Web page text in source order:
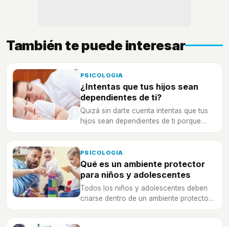
También te puede interesar
PSICOLOGIA
¿Intentas que tus hijos sean
dependientes de ti?
Quizá sin darte cuenta intentas que tus
hijos sean dependientes de ti porque
PSICOLOGIA
Qué es un ambiente protector
para niños y adolescentes
Todos los niños y adolescentes deben
criarse dentro de un ambiente protector